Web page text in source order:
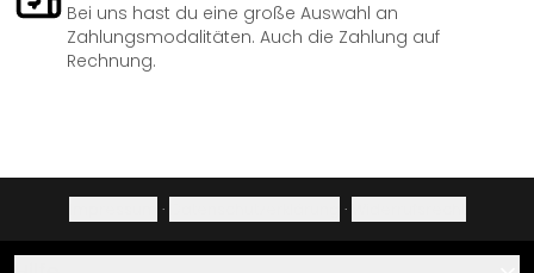
Bei uns hast du eine große Auswahl an
Zahlungsmodalitäten. Auch die Zahlung auf
Rechnung.
· ·